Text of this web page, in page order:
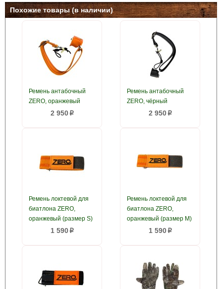
Похожие товары (в наличии)
Ремень антабочный
ZERO, оранжевый
2 950p
Ремень антабочный
ZERO, чёрный
2 950p
Ремень локтевой для
биатлона ZERO,
оранжевый (размер S)
1 590p
Ремень локтевой для
биатлона ZERO,
оранжевый (размер M)
1 590p